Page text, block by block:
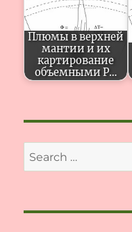
Плюмы в верхней
мантии и их
картирование
объемными P…
Search
for: